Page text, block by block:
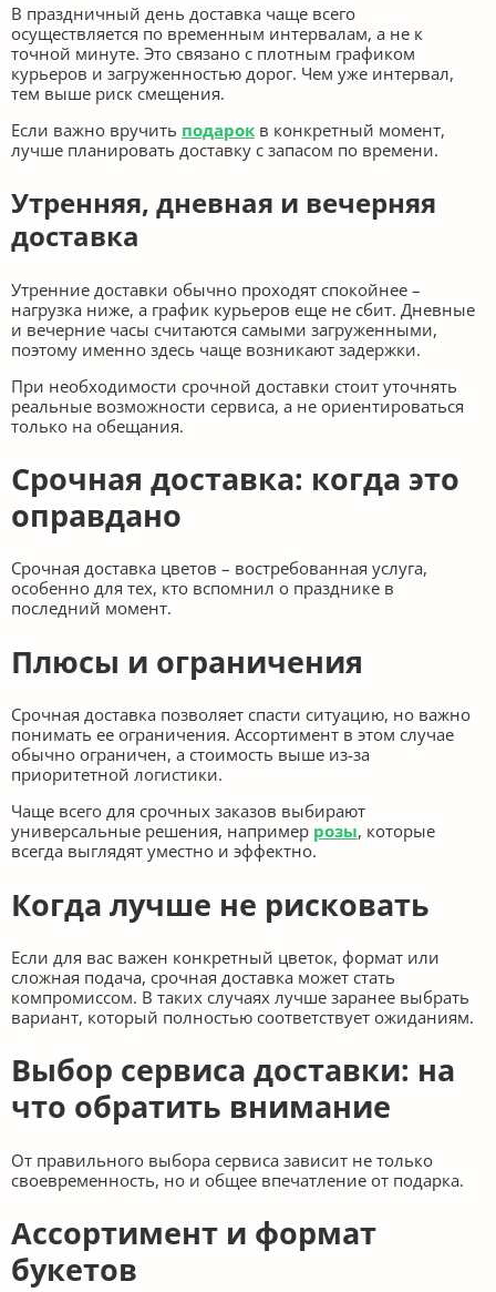
В праздничный день доставка чаще всего
осуществляется по временным интервалам, а не к
точной минуте. Это связано с плотным графиком
курьеров и загруженностью дорог. Чем уже интервал,
тем выше риск смещения.
Если важно вручить подарок в конкретный момент,
лучше планировать доставку с запасом по времени.
Утренняя, дневная и вечерняя
доставка
Утренние доставки обычно проходят спокойнее –
нагрузка ниже, а график курьеров еще не сбит. Дневные
и вечерние часы считаются самыми загруженными,
поэтому именно здесь чаще возникают задержки.
При необходимости срочной доставки стоит уточнять
реальные возможности сервиса, а не ориентироваться
только на обещания.
Срочная доставка: когда это
оправдано
Срочная доставка цветов – востребованная услуга,
особенно для тех, кто вспомнил о празднике в
последний момент.
Плюсы и ограничения
Срочная доставка позволяет спасти ситуацию, но важно
понимать ее ограничения. Ассортимент в этом случае
обычно ограничен, а стоимость выше из-за
приоритетной логистики.
Чаще всего для срочных заказов выбирают
универсальные решения, например розы, которые
всегда выглядят уместно и эффектно.
Когда лучше не рисковать
Если для вас важен конкретный цветок, формат или
сложная подача, срочная доставка может стать
компромиссом. В таких случаях лучше заранее выбрать
вариант, который полностью соответствует ожиданиям.
Выбор сервиса доставки: на
что обратить внимание
От правильного выбора сервиса зависит не только
своевременность, но и общее впечатление от подарка.
Ассортимент и формат
букетов